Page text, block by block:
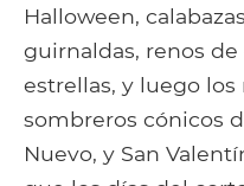
Halloween,
guirnaldas, renos de
estrellas, y luego los
sombreros cónicos
Nuevo, y San